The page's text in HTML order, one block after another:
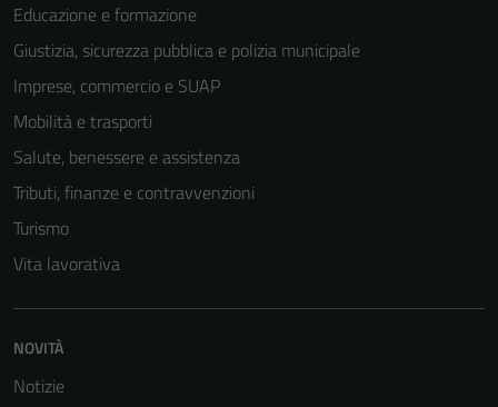
Educazione e formazione
Giustizia, sicurezza pubblica e polizia municipale
Imprese, commercio e SUAP
Mobilità e trasporti
Salute, benessere e assistenza
Tributi, finanze e contravvenzioni
Turismo
Vita lavorativa
NOVITÀ
Notizie